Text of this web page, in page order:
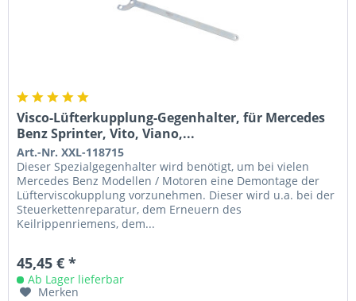
Visco-Lüfterkupplung-Gegenhalter, für Mercedes
Benz Sprinter, Vito, Viano,...
Art.-Nr. XXL-118715
Dieser Spezialgegenhalter wird benötigt, um bei vielen
Mercedes Benz Modellen / Motoren eine Demontage der
Lüfterviscokupplung vorzunehmen. Dieser wird u.a. bei der
Steuerkettenreparatur, dem Erneuern des
Keilrippenriemens, dem...
45,45 € *
Ab Lager lieferbar
Merken